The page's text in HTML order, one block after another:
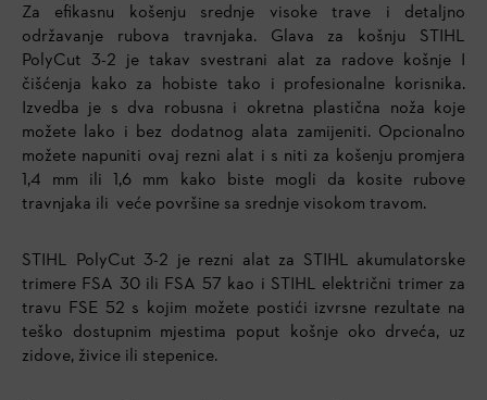
Za efikasnu košenju srednje visoke trave i detaljno
održavanje rubova travnjaka. Glava za košnju STIHL
PolyCut 3-2 je takav svestrani alat za radove košnje I
čišćenja kako za hobiste tako i profesionalne korisnika.
Izvedba je s dva robusna i okretna plastična noža koje
možete lako i bez dodatnog alata zamijeniti. Opcionalno
možete napuniti ovaj rezni alat i s niti za košenju promjera
1,4 mm ili 1,6 mm kako biste mogli da kosite rubove
travnjaka ili veće površine sa srednje visokom travom.
STIHL PolyCut 3-2 je rezni alat za STIHL akumulatorske
trimere FSA 30 ili FSA 57 kao i STIHL električni trimer za
travu FSE 52 s kojim možete postići izvrsne rezultate na
teško dostupnim mjestima poput košnje oko drveća, uz
zidove, živice ili stepenice.